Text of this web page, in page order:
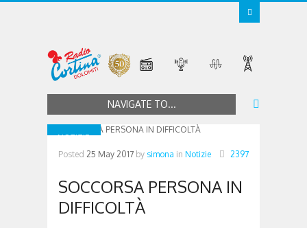
NAVIGATE TO...
NOTIZIE
Posted 25 May 2017 by simona in Notizie 2397
SOCCORSA PERSONA IN
DIFFICOLTÀ